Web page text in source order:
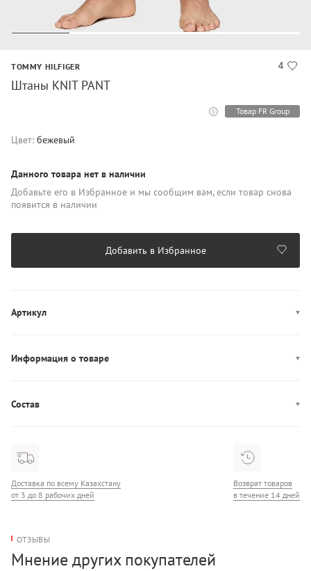
4
TOMMY HILFIGER
Штаны KNIT PANT
Товар FR Group
Цвет: бежевый
Данного товара нет в наличии
Добавьте его в Избранное и мы сообщим вам, если товар снова
появится в наличии
Добавить в Избранное
Артикул
Информация о товаре
Состав
Доставка по всему Казахстану
от 3 до 8 рабочих дней
Возврат товаров
в течение 14 дней
ОТЗЫВЫ
Мнение других покупателей